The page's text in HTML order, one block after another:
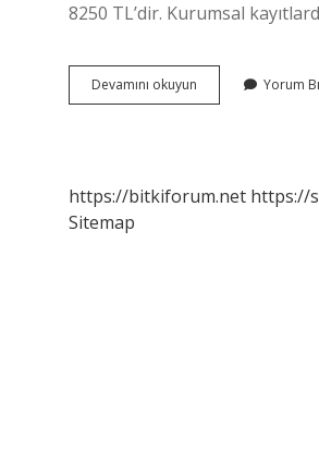
8250 TL’dir. Kurumsal
Devamını okuyun Bakalorya
Diploması
Yorum
https://bitkiforum.net https://
Sitemap